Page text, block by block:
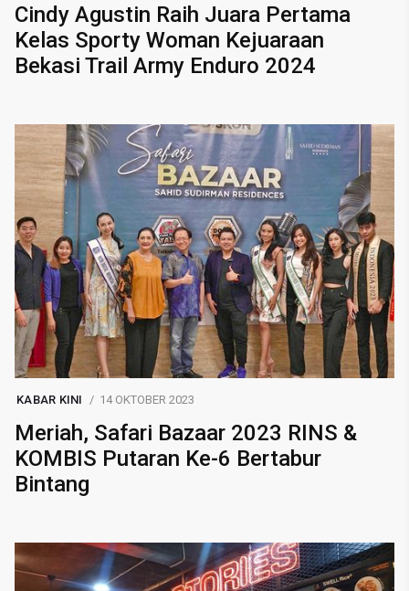
Cindy Agustin Raih Juara Pertama
Kelas Sporty Woman Kejuaraan
Bekasi Trail Army Enduro 2024
KABAR KINI 14 OKTOBER 2023
Meriah, Safari Bazaar 2023 RINS &
KOMBIS Putaran Ke-6 Bertabur
Bintang